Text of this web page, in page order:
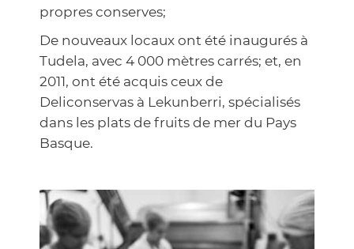
propres conserves;
De nouveaux locaux ont été inaugurés à
Tudela, avec 4 000 mètres carrés; et, en
2011, ont été acquis ceux de
Deliconservas à Lekunberri, spécialisés
dans les plats de fruits de mer du Pays
Basque.